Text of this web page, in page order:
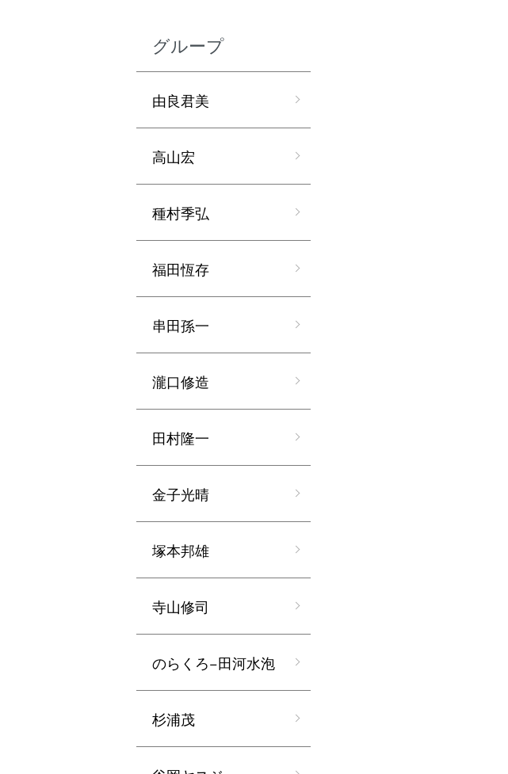
グループ
由良君美
高山宏
種村季弘
福田恆存
串田孫一
瀧口修造
田村隆一
金子光晴
塚本邦雄
寺山修司
のらくろ−田河水泡
杉浦茂